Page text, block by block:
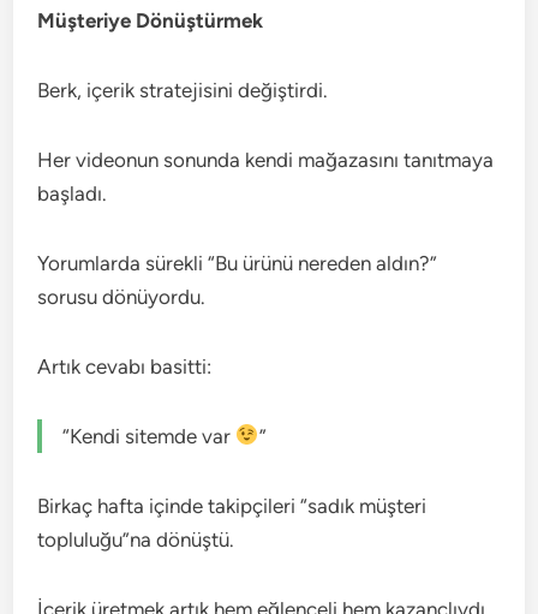
Müşteriye Dönüştürmek
Berk, içerik stratejisini değiştirdi.
Her videonun sonunda kendi mağazasını tanıtmaya
başladı.
Yorumlarda sürekli “Bu ürünü nereden aldın?”
sorusu dönüyordu.
Artık cevabı basitti:
“Kendi sitemde var ”
Birkaç hafta içinde takipçileri “sadık müşteri
topluluğu”na dönüştü.
İçerik üretmek artık hem eğlenceli hem kazançlıydı.